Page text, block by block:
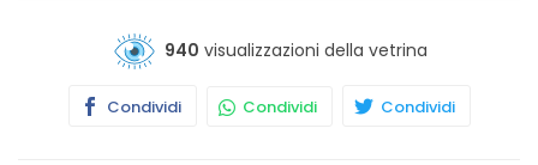
940 visualizzazioni della vetrina
Condividi Condividi Condividi